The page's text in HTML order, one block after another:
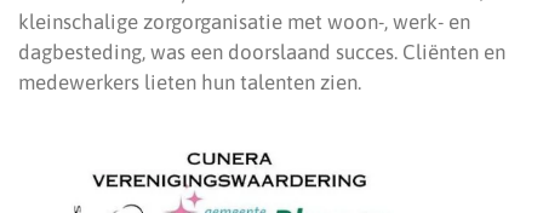
kleinschalige zorgorganisatie met woon-, werk- en
dagbesteding, was een doorslaand succes. Cliënten en
medewerkers lieten hun talenten zien.